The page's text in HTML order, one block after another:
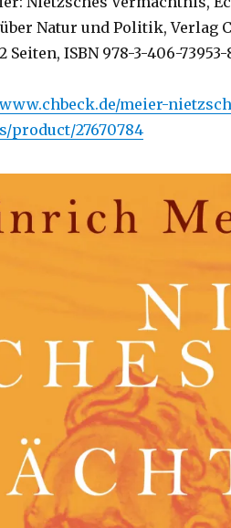
Natur und Politik, Verlag
Seiten, ISBN 978-3-406-
meier-
product/27670784